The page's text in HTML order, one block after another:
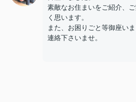
素敵なお住まいをご紹介、
く思います。
また、お困りごと等御座い
連絡下さいませ。